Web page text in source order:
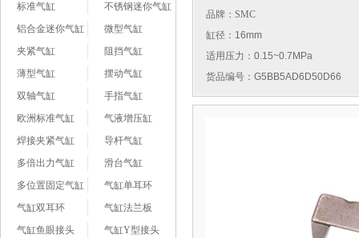
标准气缸
不锈钢迷你气缸
铝合金迷你气缸
微型气缸
夹紧气缸
阻挡气缸
薄型气缸
摆动气缸
双轴气缸
手指气缸
欧洲标准气缸
气液增压缸
焊接夹紧气缸
导杆气缸
多倍出力气缸
滑台气缸
多位置固定气缸
气缸单耳环
气缸双耳环
气缸法兰板
气缸鱼眼接头
气缸Y型接头
品牌： SMC
缸径：16mm
适用压力：0.15~0.7MPa
货品编号：G5BB5AD6D50D66